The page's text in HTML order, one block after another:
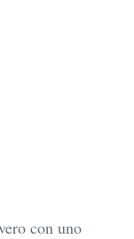
con uno